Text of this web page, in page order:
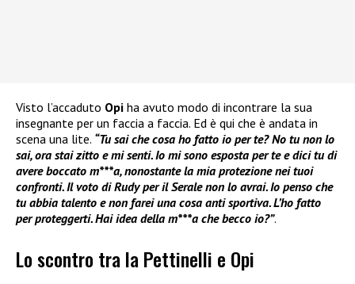
Visto l’accaduto Opi ha avuto modo di incontrare la sua
insegnante per un faccia a faccia. Ed è qui che è andata in
scena una lite. “Tu sai che cosa ho fatto io per te? No tu non lo
sai, ora stai zitto e mi senti. Io mi sono esposta per te e dici tu di
avere boccato m***a, nonostante la mia protezione nei tuoi
confronti. Il voto di Rudy per il Serale non lo avrai. Io penso che
tu abbia talento e non farei una cosa anti sportiva. L’ho fatto
per proteggerti. Hai idea della m***a che becco io?”.
Lo scontro tra la Pettinelli e Opi